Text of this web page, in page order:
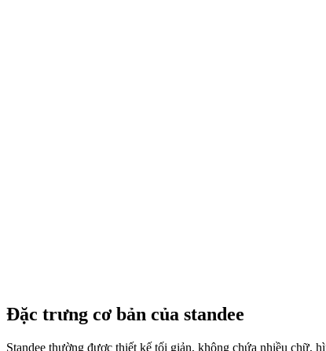
Đặc trưng cơ bản của standee
Standee thường được thiết kế tối giản, không chứa nhiều chữ,